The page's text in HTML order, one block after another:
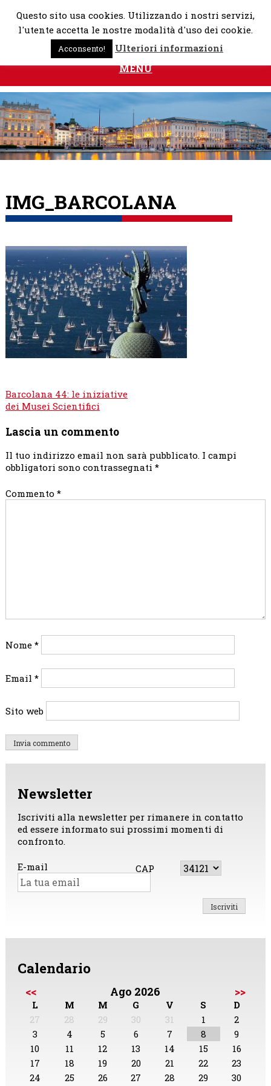
Skip
MENU
IMG_BARCOLANA
Navigazione
articoli
Barcolana 44: le iniziative
dei Musei Scientifici
Lascia un commento
Il tuo indirizzo email non sarà pubblicato. I campi
obbligatori sono contrassegnati *
Commento *
Nome *
Email *
Sito web
Newsletter
Iscriviti alla newsletter per rimanere in contatto
ed essere informato sui prossimi momenti di
confronto.
E-mail CAP
Calendario
<< Ago 2026 >>
L M M G V S
D
27
28 29 30 31 1
2
3
4 5 6 7 8
9
10
11 12 13 14 15
16
17
18 19 20 21 22
23
24
25 26 27 28 29
30
Questo sito usa cookies. Utilizzando i nostri servizi,
l'utente accetta le nostre modalità d'uso dei cookie.
Acconsento! Ulteriori informazioni